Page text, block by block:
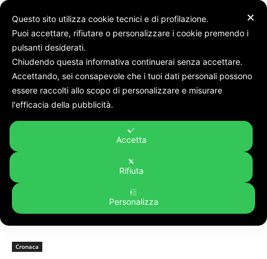
GRENOBLE
Tag:GRENOBLE
Cronaca
✕
Questo sito utilizza cookie tecnici e di profilazione.
Puoi accettare, rifiutare o personalizzare i cookie premendo i
pulsanti desiderati.
Chiudendo questa informativa continuerai senza accettare.
Accettando, sei consapevole che i tuoi dati personali possono
essere raccolti allo scopo di personalizzare e misurare
l'efficacia della pubblicità.
Accetta
Rifiuta
Personalizza